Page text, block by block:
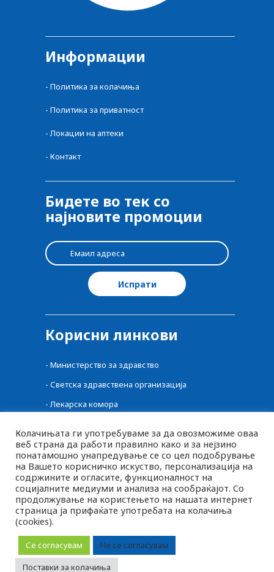
MK
Информации
- Политика за колачиња
- Политика за приватност
- Локации на аптеки
- Контакт
Бидете во тек со
најновите промоции
Корисни линкови
- Министерство за здравство
- Светска здравствена организација
-Лекарска комора
-Фонд за здравство
-Фармацевтска комора
-Агенција за Храна и Ветеринарство
Следете нè
Колачињата ги употребуваме за да овозможиме оваа
веб страна да работи правилно како и за нејзино
понатамошно унапредување се со цел подобрување
на Вашето корисничко искуство, персонализација на
содржините и огласите, функционалност на
социјалните медиуми и анализа на сообраќајот. Со
продолжување на користењето на нашата интернет
страница ја прифаќате употребата на колачиња
(cookies).
Се согласувам
Не се согласувам
Поставки за колачиња